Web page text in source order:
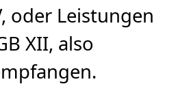
oder Leistungen
XII, also